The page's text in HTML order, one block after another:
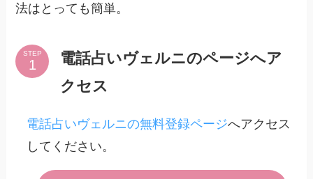
法はとっても簡単。
STEP
電話占いヴェルニのページへア
クセス
電話占いヴェルニの無料登録ページへアクセス
してください。